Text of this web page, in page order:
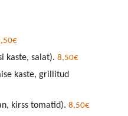
kaste, salat). 8,50€
kaste, grillitud
kirss tomatid). 8,50€